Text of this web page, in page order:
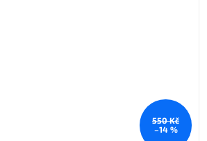
550 Kč
–14 %